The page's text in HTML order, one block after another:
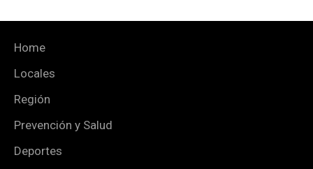
Home
Locales
Región
Prevención y Salud
Deportes